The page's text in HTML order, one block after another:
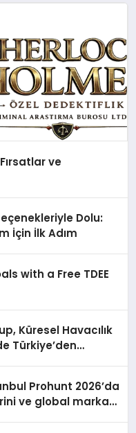
ve
Dolu:
İçin İlk Adım
with a Free TDEE
Küresel Havacılık
Türkiye’den
Prohunt 2026’da
ve global marka